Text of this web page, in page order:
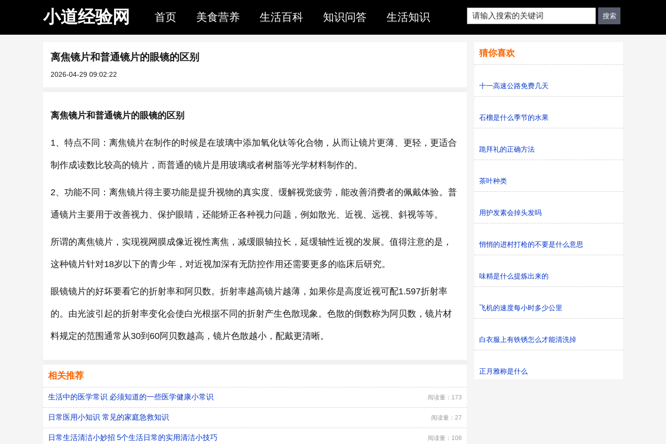
小道经验网 首页 美食营养 生活百科 知识问答 生活知识
离焦镜片和普通镜片的眼镜的区别
2026-04-29 09:02:22
离焦镜片和普通镜片的眼镜的区别
1、特点不同：离焦镜片在制作的时候是在玻璃中添加氧化钛等化合物，从而让镜片更薄、更轻，更适合
制作成读数比较高的镜片，而普通的镜片是用玻璃或者树脂等光学材料制作的。
2、功能不同：离焦镜片得主要功能是提升视物的真实度、缓解视觉疲劳，能改善消费者的佩戴体验。普
通镜片主要用于改善视力、保护眼睛，还能矫正各种视力问题，例如散光、近视、远视、斜视等等。
所谓的离焦镜片，实现视网膜成像近视性离焦，减缓眼轴拉长，延缓轴性近视的发展。值得注意的是，
这种镜片针对18岁以下的青少年，对近视加深有无防控作用还需要更多的临床后研究。
眼镜镜片的好坏要看它的折射率和阿贝数。折射率越高镜片越薄，如果你是高度近视可配1.597折射率
的。由光波引起的折射率变化会使白光根据不同的折射产生色散现象。色散的倒数称为阿贝数，镜片材
料规定的范围通常从30到60阿贝数越高，镜片色散越小，配戴更清晰。
相关推荐
生活中的医学常识 必须知道的一些医学健康小常识 阅读量：173
日常医用小知识 常见的家庭急救知识 阅读量：27
日常生活清洁小妙招 5个生活日常的实用清洁小技巧 阅读量：108
猜你喜欢
十一高速公路免费几天
石榴是什么季节的水果
跪拜礼的正确方法
茶叶种类
用护发素会掉头发吗
悄悄的进村打枪的不要是什么意思
味精是什么提炼出来的
飞机的速度每小时多少公里
白衣服上有铁锈怎么才能清洗掉
正月雅称是什么